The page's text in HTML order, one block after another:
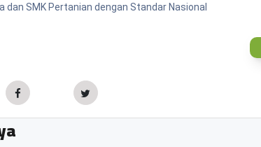
dan SMK Pertanian dengan Standar Nasional